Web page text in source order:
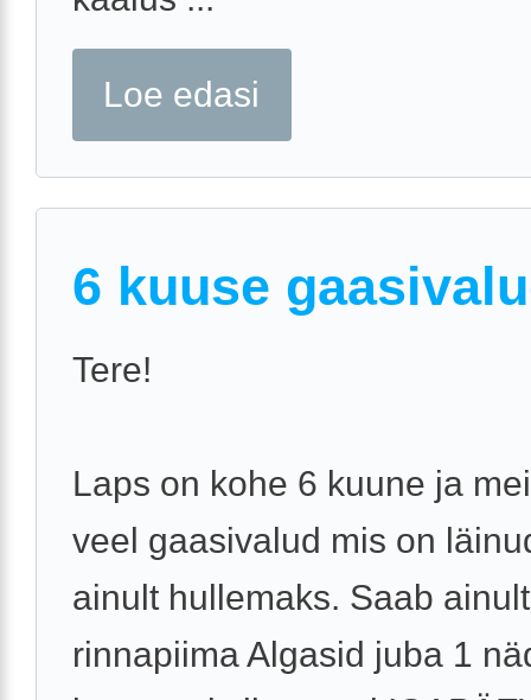
Loe edasi
6 kuuse
Tere!
Laps on kohe 6 kuune ja
veel gaasivalud mis on
ainult hullemaks. Saab ainult
rinnapiima Algasid juba 1